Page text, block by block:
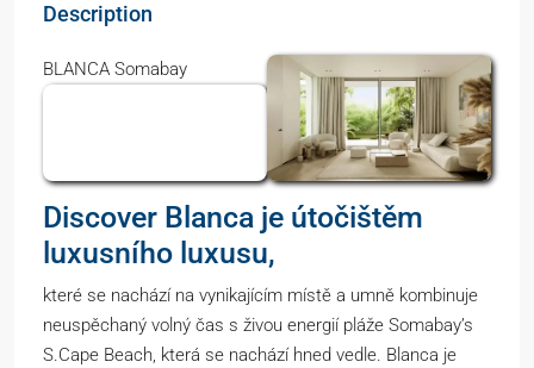
Description
BLANCA Somabay
Discover Blanca je útočištěm
luxusního luxusu,
které se nachází na vynikajícím místě a umně kombinuje
neuspěchaný volný čas s živou energií pláže Somabay’s
S.Cape Beach, která se nachází hned vedle. Blanca je